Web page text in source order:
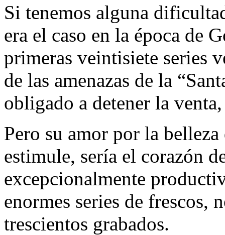
Si tenemos alguna
era el caso en la época de
primeras veintisiete series
de las amenazas de la
obligado a detener la
Pero su amor por la
estimule, sería el corazón
excepcionalmente
enormes series de frescos,
trescientos grabados.